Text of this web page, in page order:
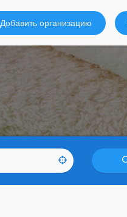
Добавить организацию